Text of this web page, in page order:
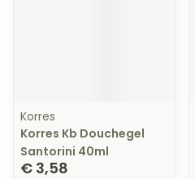
Korres
Korres Kb Douchegel
Santorini 40ml
€ 3,58